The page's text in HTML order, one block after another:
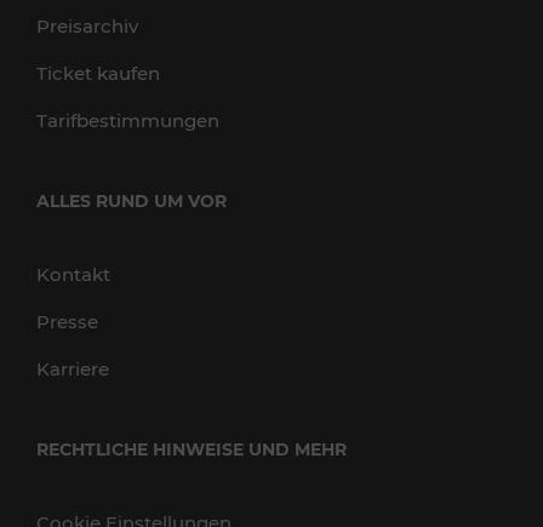
Preisarchiv
Ticket kaufen
Tarifbestimmungen
ALLES RUND UM VOR
Kontakt
Presse
Karriere
RECHTLICHE HINWEISE UND MEHR